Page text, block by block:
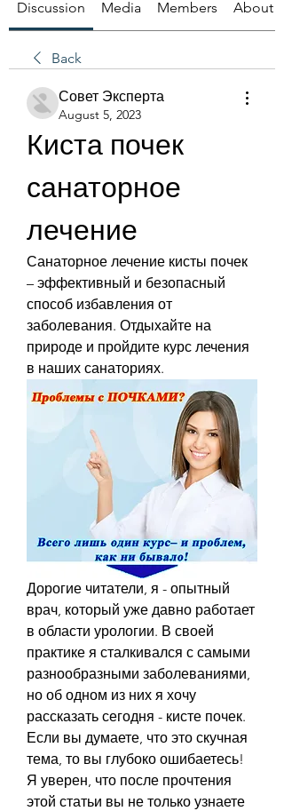
Discussion Media Members About
Back
Совет Эксперта
August 5, 2023
Киста почек
санаторное
лечение
Санаторное лечение кисты почек
– эффективный и безопасный
способ избавления от
заболевания. Отдыхайте на
природе и пройдите курс лечения
в наших санаториях.
Дорогие читатели, я - опытный
врач, который уже давно работает
в области урологии. В своей
практике я сталкивался с самыми
разнообразными заболеваниями,
но об одном из них я хочу
рассказать сегодня - кисте почек.
Если вы думаете, что это скучная
тема, то вы глубоко ошибаетесь!
Я уверен, что после прочтения
этой статьи вы не только узнаете